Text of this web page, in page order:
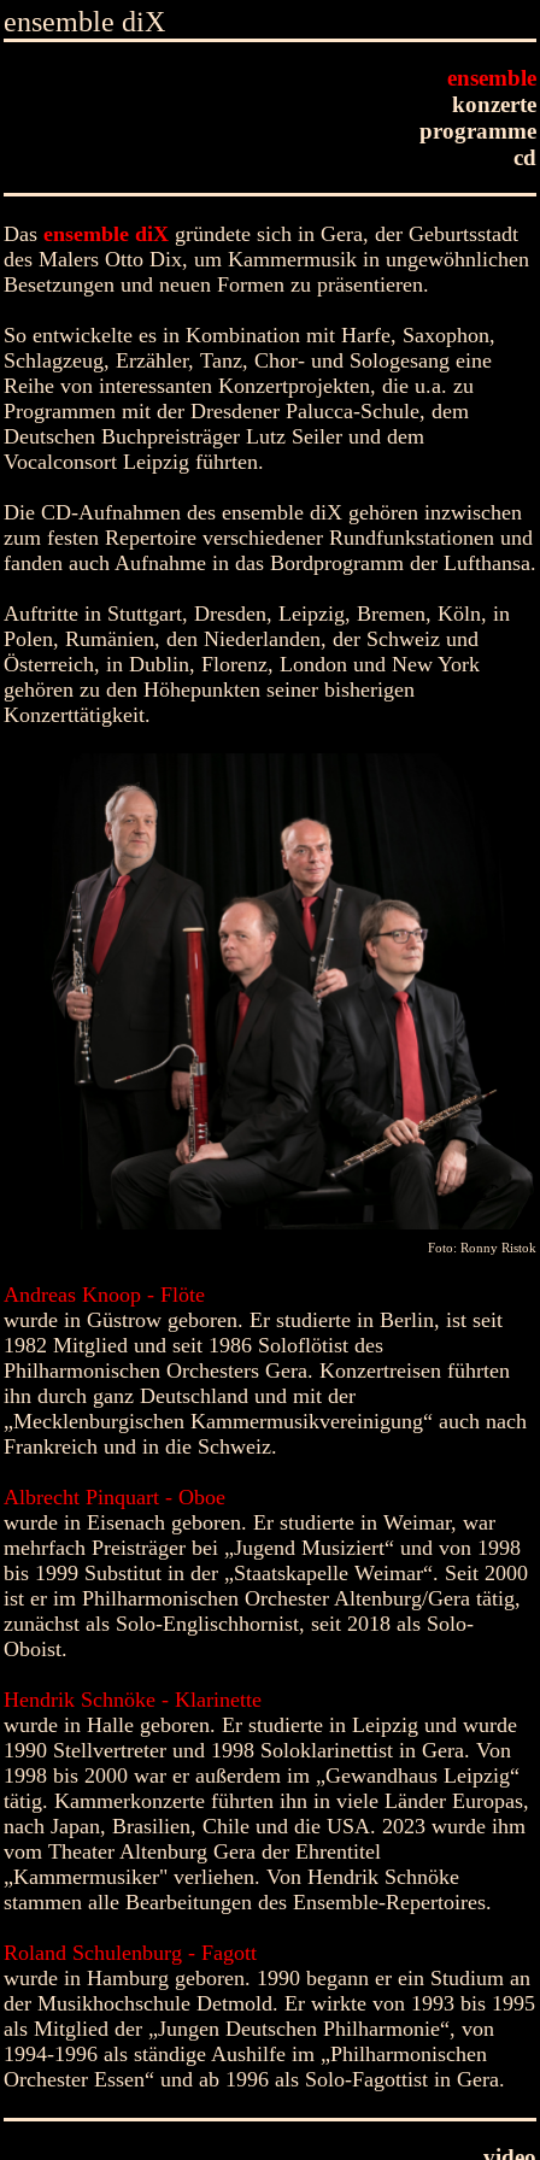
ensemble diX
ensemble
konzerte
programme
cd
Das ensemble diX gründete sich in Gera, der Geburtsstadt
des Malers Otto Dix, um Kammermusik in ungewöhnlichen
Besetzungen und neuen Formen zu präsentieren.
So entwickelte es in Kombination mit Harfe, Saxophon,
Schlagzeug, Erzähler, Tanz, Chor- und Sologesang eine
Reihe von interessanten Konzertprojekten, die u.a. zu
Programmen mit der Dresdener Palucca-Schule, dem
Deutschen Buchpreisträger Lutz Seiler und dem
Vocalconsort Leipzig führten.
Die CD-Aufnahmen des ensemble diX gehören inzwischen
zum festen Repertoire verschiedener Rundfunkstationen und
fanden auch Aufnahme in das Bordprogramm der Lufthansa.
Auftritte in Stuttgart, Dresden, Leipzig, Bremen, Köln, in
Polen, Rumänien, den Niederlanden, der Schweiz und
Österreich, in Dublin, Florenz, London und New York
gehören zu den Höhepunkten seiner bisherigen
Konzerttätigkeit.
Foto: Ronny Ristok
Andreas Knoop - Flöte
wurde in Güstrow geboren. Er studierte in Berlin, ist seit
1982 Mitglied und seit 1986 Soloflötist des
Philharmonischen Orchesters Gera. Konzertreisen führten
ihn durch ganz Deutschland und mit der
„Mecklenburgischen Kammermusikvereinigung“ auch nach
Frankreich und in die Schweiz.
Albrecht Pinquart - Oboe
wurde in Eisenach geboren. Er studierte in Weimar, war
mehrfach Preisträger bei „Jugend Musiziert“ und von 1998
bis 1999 Substitut in der „Staatskapelle Weimar“. Seit 2000
ist er im Philharmonischen Orchester Altenburg/Gera tätig,
zunächst als Solo-Englischhornist, seit 2018 als Solo-
Oboist.
Hendrik Schnöke - Klarinette
wurde in Halle geboren. Er studierte in Leipzig und wurde
1990 Stellvertreter und 1998 Soloklarinettist in Gera. Von
1998 bis 2000 war er außerdem im „Gewandhaus Leipzig“
tätig. Kammerkonzerte führten ihn in viele Länder Europas,
nach Japan, Brasilien, Chile und die USA. 2023 wurde ihm
vom Theater Altenburg Gera der Ehrentitel
„Kammermusiker" verliehen. Von Hendrik Schnöke
stammen alle Bearbeitungen des Ensemble-Repertoires.
Roland Schulenburg - Fagott
wurde in Hamburg geboren. 1990 begann er ein Studium an
der Musikhochschule Detmold. Er wirkte von 1993 bis 1995
als Mitglied der „Jungen Deutschen Philharmonie“, von
1994-1996 als ständige Aushilfe im „Philharmonischen
Orchester Essen“ und ab 1996 als Solo-Fagottist in Gera.